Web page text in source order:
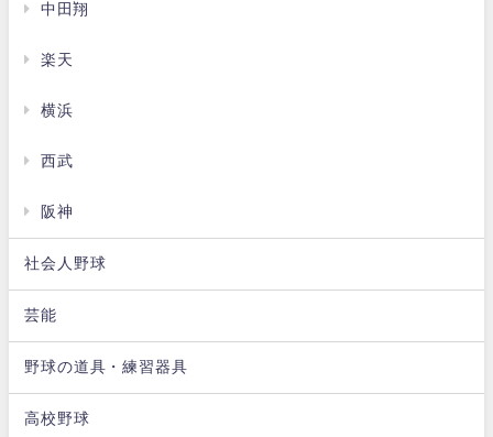
中田翔
楽天
横浜
西武
阪神
社会人野球
芸能
野球の道具・練習器具
高校野球